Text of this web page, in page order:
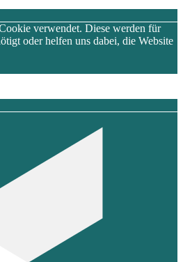
verwendet. Diese werden für
oder helfen uns dabei, die Website